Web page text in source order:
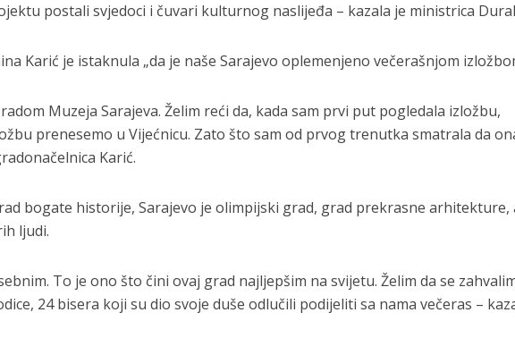
postali svjedoci i čuvari kulturnog naslijeđa – kazala je ministrica
Karić je istaknula „da je naše Sarajevo oplemenjeno večerašnjom
Muzeja Sarajeva. Želim reći da, kada sam prvi put pogledala izložbu,
prenesemo u Vijećnicu. Zato što sam od prvog trenutka smatrala da
Karić.
bogate historije, Sarajevo je olimpijski grad, grad prekrasne arhitekture,
ljudi.
To je ono što čini ovaj grad najljepšim na svijetu. Želim da se
24 bisera koji su dio svoje duše odlučili podijeliti sa nama večeras –